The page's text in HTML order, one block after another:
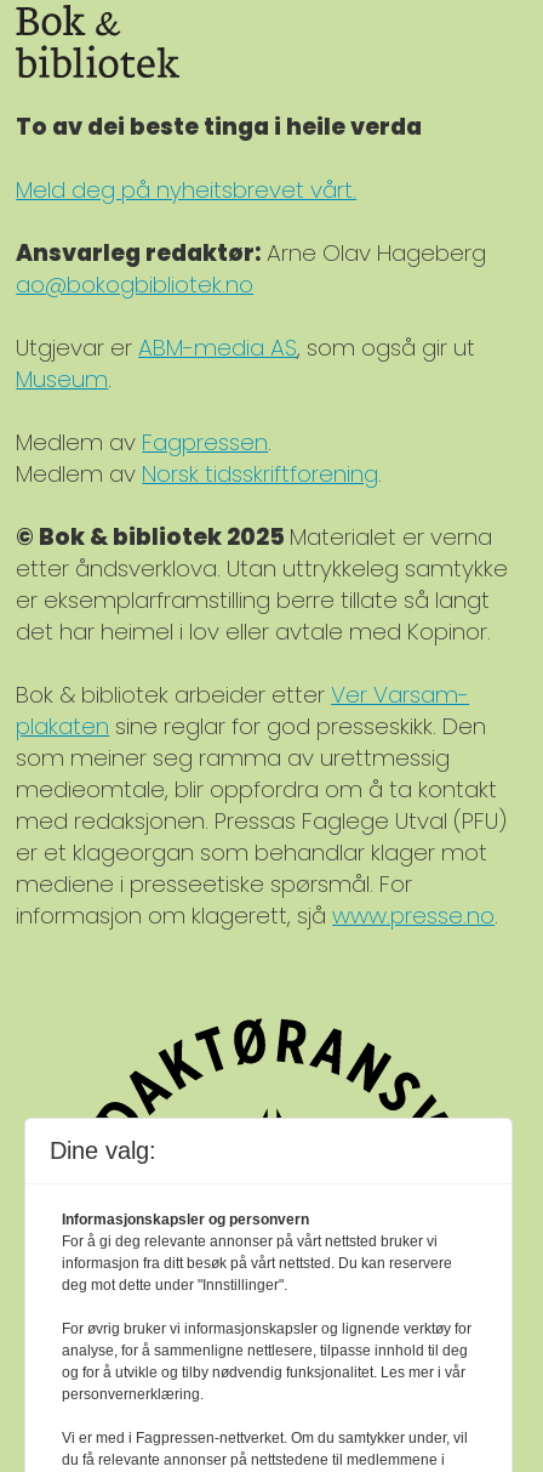
To av dei beste tinga i heile verda
Meld deg på nyheitsbrevet vårt.
Ansvarleg redaktør:Arne Olav Hageberg
ao@bokogbibliotek.no
Utgjevar erABM-media AS, som også gir ut
Museum.
Medlem av Fagpressen.
Medlem av Norsk tidsskriftforening.
© Bok & bibliotek 2025 Materialet er verna
etter åndsverklova. Utan uttrykkeleg samtykke
er eksemplarframstilling berre tillate så langt
det har heimel i lov eller avtale med Kopinor.
Bok & bibliotek arbeider etterVer Varsam-
plakaten sine reglar for god presseskikk. Den
som meiner seg ramma av urettmessig
medieomtale, blir oppfordra om å ta kontakt
med redaksjonen. Pressas Faglege Utval (PFU)
er et klageorgan som behandlar klager mot
mediene i presseetiske spørsmål. For
informasjon om klagerett, sjåwww.presse.no.
Dine valg:
Informasjonskapsler og personvern
For å gi deg relevante annonser på vårt nettsted bruker vi
informasjon fra ditt besøk på vårt nettsted. Du kan reservere
deg mot dette under "Innstillinger".
For øvrig bruker vi informasjonskapsler og lignende verktøy for
analyse, for å sammenligne nettlesere, tilpasse innhold til deg
og for å utvikle og tilby nødvendig funksjonalitet. Les mer i vår
personvernerklæring.
Vi er med i Fagpressen-nettverket. Om du samtykker under, vil
du få relevante annonser på nettstedene til medlemmene i